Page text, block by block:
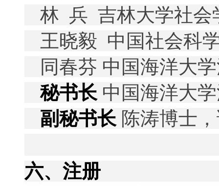
林 兵 吉林大学社会
王晓毅 中国社会科
同春芬 中国海洋大
秘书长 中国海洋大
副秘书长 陈涛博士
六、注册